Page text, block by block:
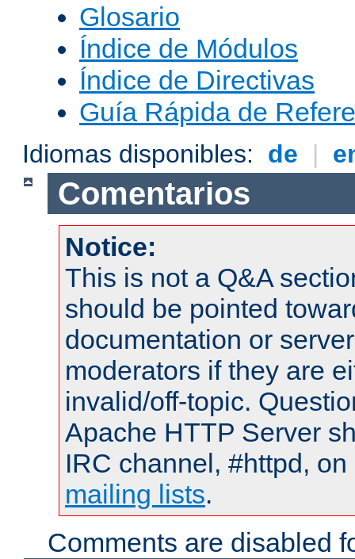
Glosario
Índice de Módulos
Índice de Directivas
Guía Rápida de
Idiomas disponibles: de |
Comentarios
Notice:
This is not a Q&A
should be pointed
documentation or
moderators if they are
invalid/off-topic.
Apache HTTP Server
IRC channel, #httpd,
mailing lists.
Comments are disabled